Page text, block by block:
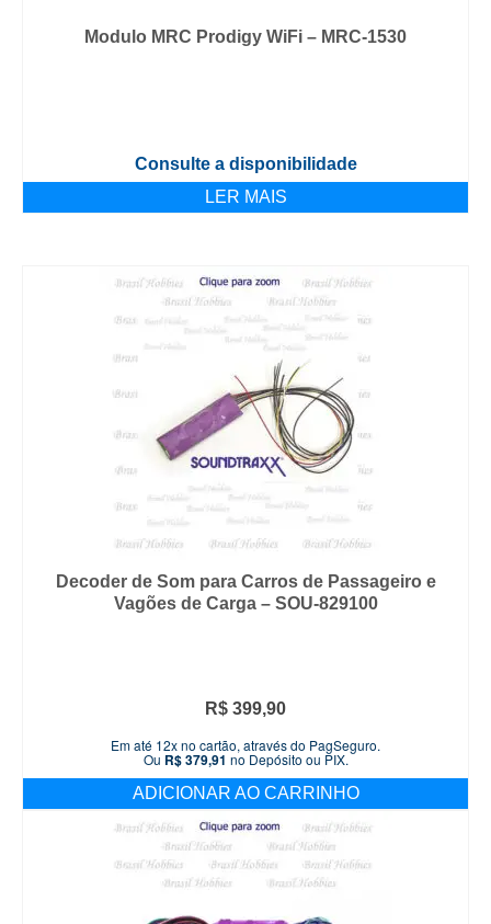
Modulo MRC Prodigy WiFi – MRC-1530
Consulte a disponibilidade
LER MAIS
Decoder de Som para Carros de Passageiro e
Vagões de Carga – SOU-829100
R$ 399,90
Em até 12x no cartão, através do PagSeguro.
Ou R$379,91 no Depósito ou PIX.
ADICIONAR AO CARRINHO